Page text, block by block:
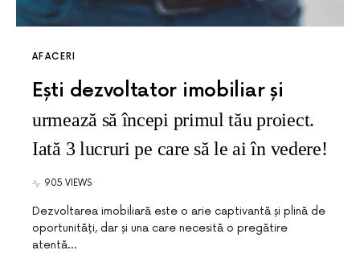
AFACERI
Ești dezvoltator imobiliar și
urmează să începi primul tău proiect.
Iată 3 lucruri pe care să le ai în vedere!
905 VIEWS
Dezvoltarea imobiliară este o arie captivantă și plină de
oportunități, dar și una care necesită o pregătire
atentă…